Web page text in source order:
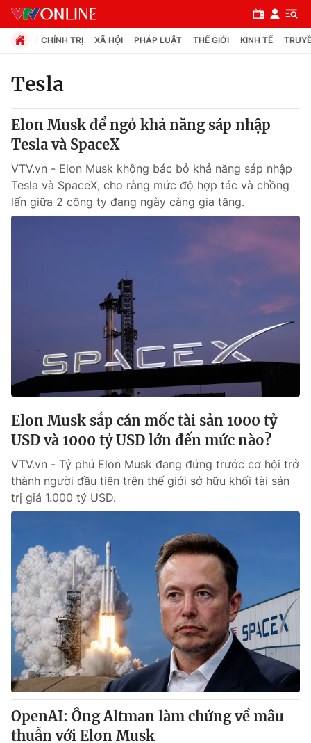
Chuyên mục
Chính trị
Xã hội
Pháp luật
Thế giới đó đây
Câu chuyện quốc tế
Tài chính
Thị trường
Góc doanh nghiệp
Dữ liệu và đời sống
Truyền hình
Hậu trường
Nhân vật
Khán giả
Giải sao mai
Giải trí
Điện ảnh
Sao
Đời sống
Du lịch
Làm đẹp
Chất lượng cuộc sống
Giáo dục
Tuyển sinh
Học trực tuyến
Công nghệ
Hitech Công nghệ tương lai
Sản phẩm
Thị trường
Tư vấn
Giao lưu trực tuyến
Lịch phát sóng
Chuyên mục khác
CHÍNH TRỊ XÃ HỘI PHÁP LUẬT THẾ GIỚI KINH TẾ
Tesla
Elon Musk để ngỏ khả năng sáp nhập
Tesla và SpaceX
VTV.vn - Elon Musk không bác bỏ khả năng sáp nhập
Tesla và SpaceX, cho rằng mức độ hợp tác và chồng
lấn giữa 2 công ty đang ngày càng gia tăng.
Elon Musk sắp cán mốc tài sản 1000 tỷ
USD và 1000 tỷ USD lớn đến mức nào?
VTV.vn - Tỷ phú Elon Musk đang đứng trước cơ hội trở
thành người đầu tiên trên thế giới sở hữu khối tài sản
trị giá 1.000 tỷ USD.
OpenAI: Ông Altman làm chứng về mâu
thuẫn với Elon Musk